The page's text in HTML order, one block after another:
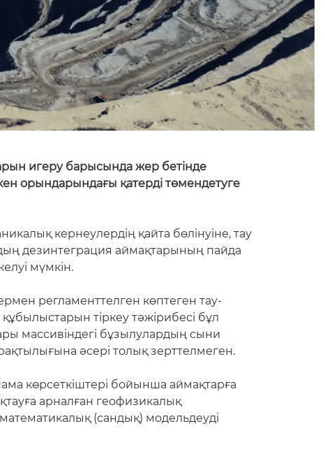
игеру барысында жер бетінде
орындарындағы қатерді төмендетуге
кернеулердің қайта бөлінуіне, тау
дезинтеграция аймақтарының пайда
мүмкін.
регламенттелген көптеген тау-
тіркеу тәжірибесі бұл
массивіндегі бұзылулардың сыни
әсері толық зерттелмеген.
көрсеткіштері бойынша аймақтарға
арналған геофизикалық
(сандық) модельдеуді